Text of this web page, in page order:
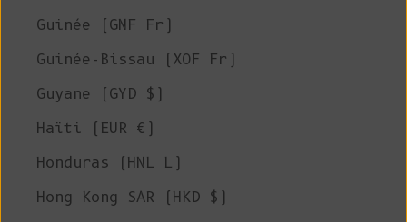
Guinée (GNF Fr)
Guinée-Bissau (XOF Fr)
Guyane (GYD $)
Haïti (EUR €)
Honduras (HNL L)
Hong Kong SAR (HKD $)